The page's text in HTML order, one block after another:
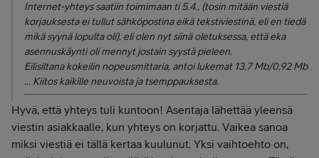
Internet-yhteys saatiin toimimaan ti 5.4., (tosin mitään viestiä
korjauksesta ei tullut sähköpostina eikä tekstiviestinä, eli en tiedä
mikä syynä lopulta oli), eli olen nyt siinä oletuksessa, että eka
asennuskäynti oli mennyt jostain syystä pieleen.
Eilisiltana kokeilin nopeusmittaria, antoi lukemat 13,7 Mb/0,92 Mb
... Kiitos kaikille neuvoista ja tsemppauksesta.
Hyvä, että yhteys tuli kuntoon! Asentaja lähettää yleensä
viestin asiakkaalle, kun yhteys on korjattu. Vaikea sanoa
miksi viestiä ei tällä kertaa kuulunut. Yksi vaihtoehto on,